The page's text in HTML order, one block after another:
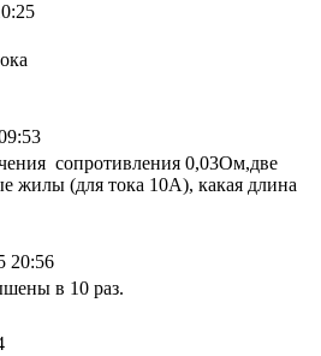
сопротивления 0,03Ом,две
жилы (для тока 10А), какая длина
20:56
в 10 раз.